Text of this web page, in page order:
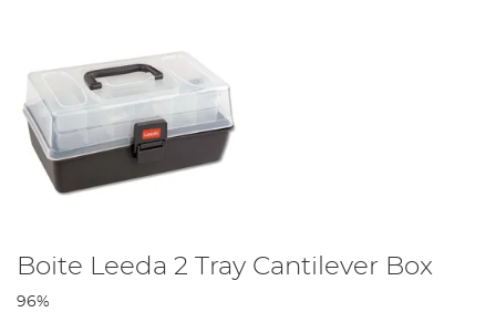
Boite Leeda 2 Tray Cantilever Box
96%